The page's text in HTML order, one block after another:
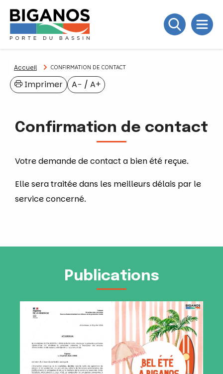
Accueil CONFIRMATION DE CONTACT
A− / A+
Imprimer
Confirmation de contact
Votre demande de contact a bien été reçue.
Elle sera traitée dans les meilleurs délais par le
service concerné.
Publications